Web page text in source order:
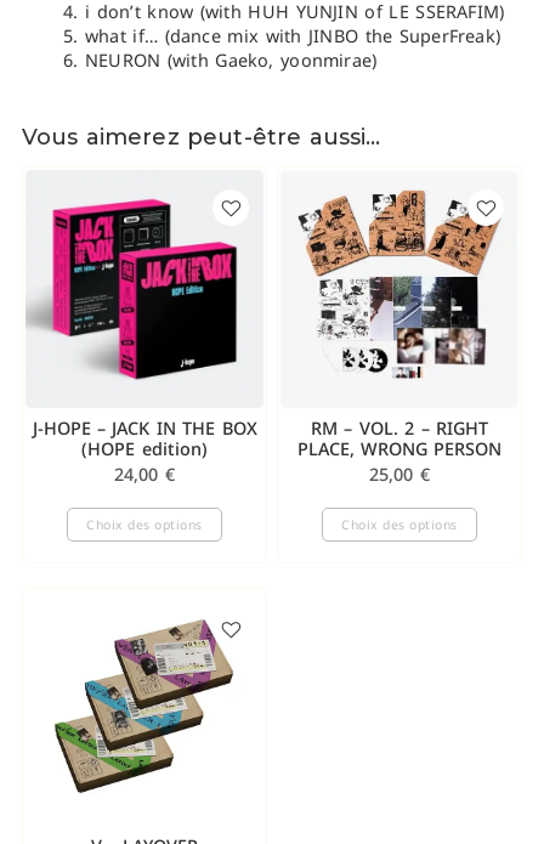
i don’t know (with HUH YUNJIN of LE SSERAFIM)
what if… (dance mix with JINBO the SuperFreak)
NEURON (with Gaeko, yoonmirae)
Vous aimerez peut-être aussi…
J-HOPE – JACK IN THE BOX
(HOPE edition)
24,00 €
Choix des options
RM – VOL. 2 – RIGHT
PLACE, WRONG PERSON
25,00 €
Choix des options